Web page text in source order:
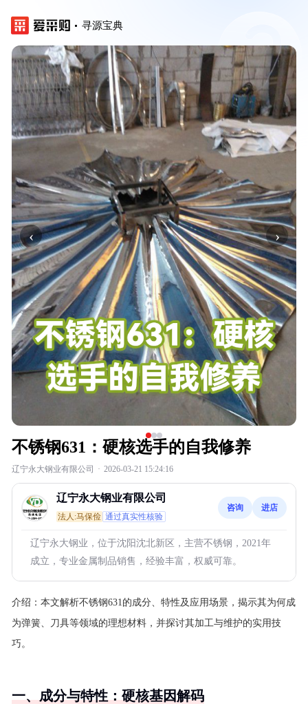
寻源宝典
‹ ›
不锈钢631：硬核选手的自我修养
辽宁永大钢业有限公司 · 2026-03-21 15:24:16
辽宁永大钢业有限公司
法人:马保俭 通过真实性核验
咨询 进店
辽宁永大钢业，位于沈阳沈北新区，主营不锈钢，2021年
成立，专业金属制品销售，经验丰富，权威可靠。
介绍： 本文解析不锈钢631的成分、特性及应用场景，揭示其为何成
为弹簧、刀具等领域的理想材料，并探讨其加工与维护的实用技
巧。
一、成分与特性：硬核基因解码